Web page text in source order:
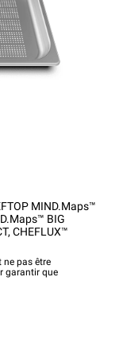
MIND.Maps™
BIG
, CHEFLUX™
ne pas être
garantir que